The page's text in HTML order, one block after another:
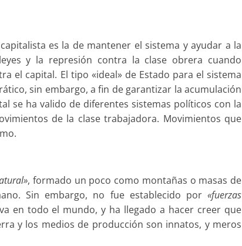
es la de mantener el sistema y ayudar a la
y la represión contra la clase obrera cuando
el capital. El tipo «ideal» de Estado para el sistema
sin embargo, a fin de garantizar la acumulación
se ha valido de diferentes sistemas políticos con la
de la clase trabajadora. Movimientos que
, formado un poco como montañas o masas de
Sin embargo, no fue establecido por «fuerzas
en todo el mundo, y ha llegado a hacer creer que
y los medios de producción son innatos, y meros